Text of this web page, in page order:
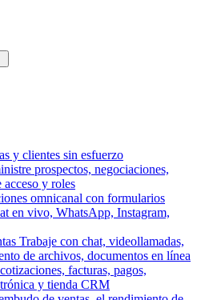
y clientes sin esfuerzo
prospectos, negociaciones,
acceso y roles
omnicanal con formularios
en vivo, WhatsApp, Instagram,
Trabaje con chat, videollamadas,
de archivos, documentos en línea
facturas, pagos,
y tienda CRM